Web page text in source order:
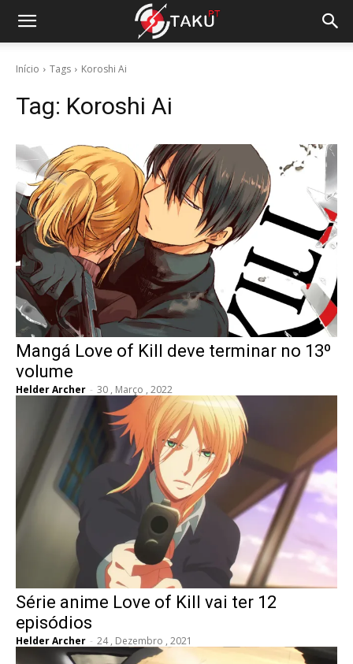
Início Tags Koroshi Ai
Tag: Koroshi Ai
Mangá Love of Kill deve terminar no 13º
volume
Helder Archer - 30 , Março , 2022
Série anime Love of Kill vai ter 12
episódios
Helder Archer - 24 , Dezembro , 2021